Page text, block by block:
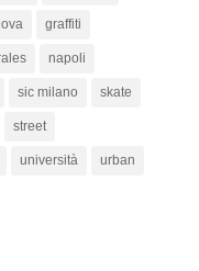
graffiti
napoli
sic milano skate
street
università urban